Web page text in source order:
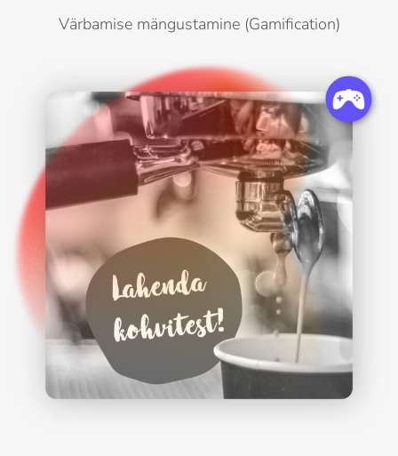
Värbamise mängustamine (Gamification)